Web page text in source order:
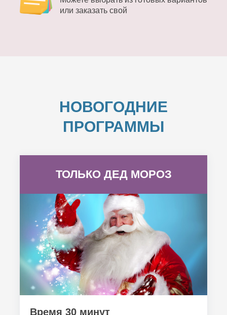
или заказать свой
НОВОГОДНИЕ
ПРОГРАММЫ
ТОЛЬКО ДЕД МОРОЗ
Время 30 минут